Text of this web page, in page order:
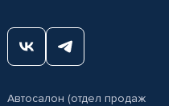
Автосалон (отдел продаж